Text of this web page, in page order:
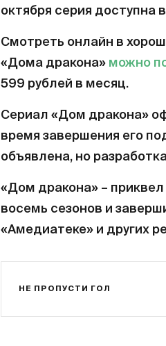
октября серия доступна
Смотреть онлайн в
«Дома дракона» можно
599 рублей в месяц.
Сериал «Дом дракона»
время завершения его
объявлена, но
«Дом дракона» – приквел
восемь сезонов и
«Амедиатеке» и других
НЕ ПРОПУСТИ ГОЛ